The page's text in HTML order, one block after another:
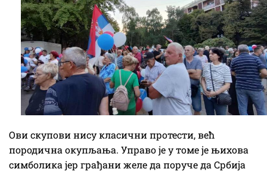
Ови скупови нису класични протести, већ
породична окупљања. Управо је у томе је њихова
симболика јер грађани желе да поруче да Србија